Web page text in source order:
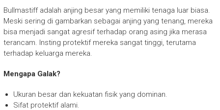
Bullmastiff adalah anjing besar yang memiliki tenaga luar biasa.
Meski sering di gambarkan sebagai anjing yang tenang, mereka
bisa menjadi sangat agresif terhadap orang asing jika merasa
terancam. Insting protektif mereka sangat tinggi, terutama
terhadap keluarga mereka.
Mengapa Galak?
Ukuran besar dan kekuatan fisik yang dominan.
Sifat protektif alami.